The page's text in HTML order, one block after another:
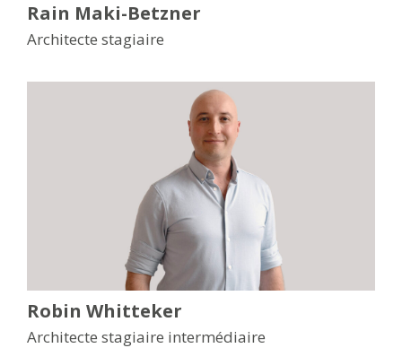
Rain Maki-Betzner
Architecte stagiaire
Robin Whitteker
Architecte stagiaire intermédiaire